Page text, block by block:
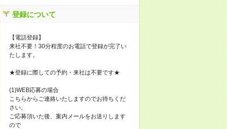
登録について
【電話登録】
来社不要！30分程度のお電話で登録が完了い
たします。
★登録に際しての予約・来社は不要です★
(1)WEB応募の場合
こちらからご連絡いたしますのでお待ちくだ
さい。
ご応募頂いた後、案内メールをお送りします
ので